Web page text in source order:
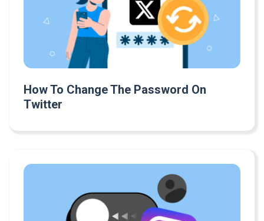
How To Change The Password On
Twitter